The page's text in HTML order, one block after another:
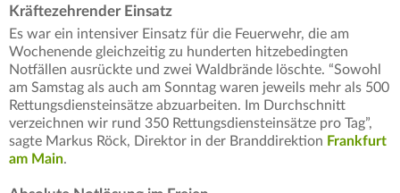
Kräftezehrender Einsatz
Es war ein intensiver Einsatz für die Feuerwehr, die am
Wochenende gleichzeitig zu hunderten hitzebedingten
Notfällen ausrückte und zwei Waldbrände löschte. “Sowohl
am Samstag als auch am Sonntag waren jeweils mehr als 500
Rettungsdiensteinsätze abzuarbeiten. Im Durchschnitt
verzeichnen wir rund 350 Rettungsdiensteinsätze pro Tag”,
sagte Markus Röck, Direktor in der Branddirektion Frankfurt
am Main.